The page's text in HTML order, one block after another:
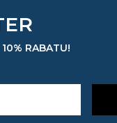
RABATU!